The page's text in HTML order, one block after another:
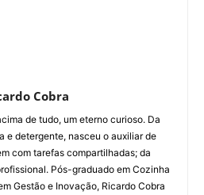
Cobra
de tudo, um eterno curioso. Da
e detergente, nasceu o auxiliar de
com tarefas compartilhadas; da
Pós-graduado em Cozinha
Gestão e Inovação, Ricardo Cobra